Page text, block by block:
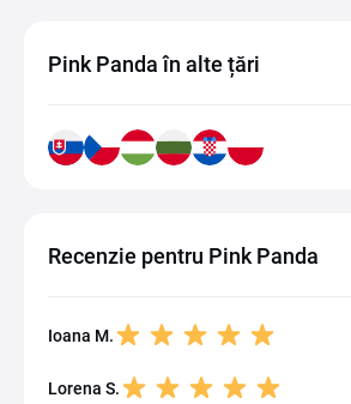
Pink Panda în alte țări
Recenzie pentru Pink Panda
Ioana M.
Lorena S.